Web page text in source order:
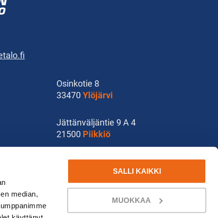
median,
SALLI KAIKKI
MUOKKAA
Osinkotie 8
33470 Ylöjärvi
Jättänväljäntie 9 A 4
21500 Piikkiö
Käsityökatu 37
Varkaus